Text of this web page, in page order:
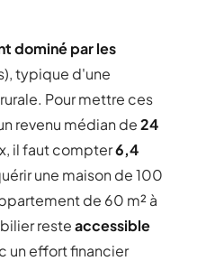
dominé par les
typique d'une
Pour mettre ces
revenu médian de24
il faut compter6,4
une maison de 100
de 60 m² à
resteaccessible
un effort financier